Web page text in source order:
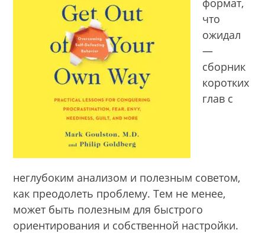
формат,
что
ожидал
—
сборник
коротких
глав с
неглубоким анализом и полезным советом,
как преодолеть проблему. Тем не менее,
может быть полезным для быстрого
ориентирования и собственной настройки.